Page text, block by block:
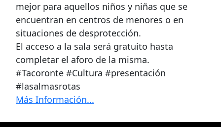
mejor para aquellos niños y niñas que se
encuentran en centros de menores o en
situaciones de desprotección.
El acceso a la sala será gratuito hasta
completar el aforo de la misma.
#Tacoronte #Cultura #presentación
#lasalmasrotas
Más Información...